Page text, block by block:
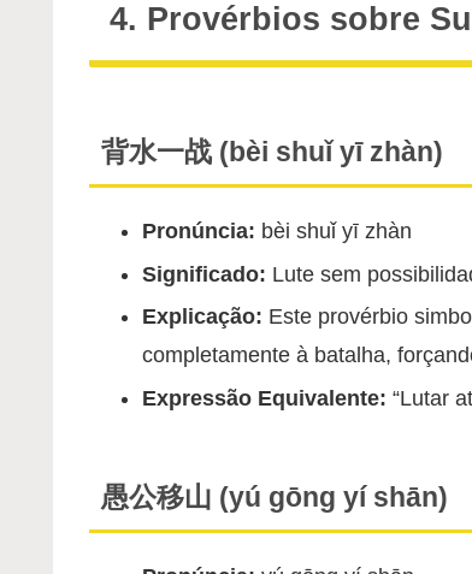
4. Provérbios sobre
背水一战 (bèi shuǐ yī zhàn)
Pronúncia: bèi shuǐ yī zhàn
Significado: Lute sem
Explicação: Este provérbio
completamente à batalha,
Expressão Equivalente: “Lutar
愚公移山 (yú gōng yí shān)